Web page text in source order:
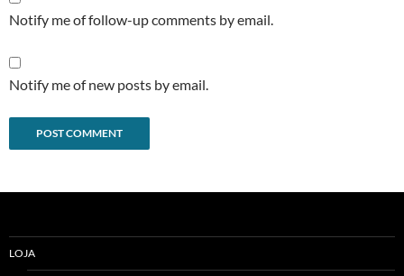
Notify me of follow-up comments by email.
Notify me of new posts by email.
LOJA